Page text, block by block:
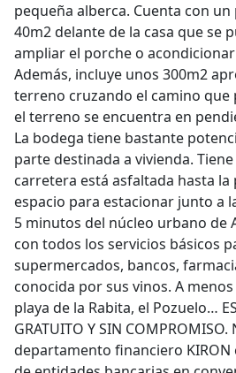
pequeña alberca. Cuenta con
40m2 delante de la casa que se
ampliar el porche o
Además, incluye unos 300m2
terreno cruzando el camino que
el terreno se encuentra en
La bodega tiene bastante
parte destinada a vivienda.
carretera está asfaltada hasta la
espacio para estacionar junto a
5 minutos del núcleo urbano de
con todos los servicios básicos
supermercados, bancos,
conocida por sus vinos. A
playa de la Rabita, el Pozuelo…
GRATUITO Y SIN
departamento financiero KIRON